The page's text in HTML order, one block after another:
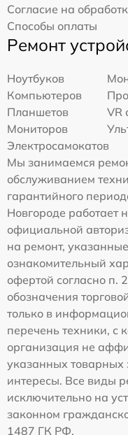
Согласие на
Способы оплаты
Ремонт
Ноутбуков
Компьютеров
Планшетов
VR
Мониторов
Электросамокатов
Мы занимаемся
обслуживанием
гарантийного
Новгороде работает
официальной
на ремонт,
ознакомительный
офертой согласно п.
обозначения
только в
перечень техники, с
организация не
указанных товарных
интересы. Все виды
исключительно на
законном
1487 ГК РФ.